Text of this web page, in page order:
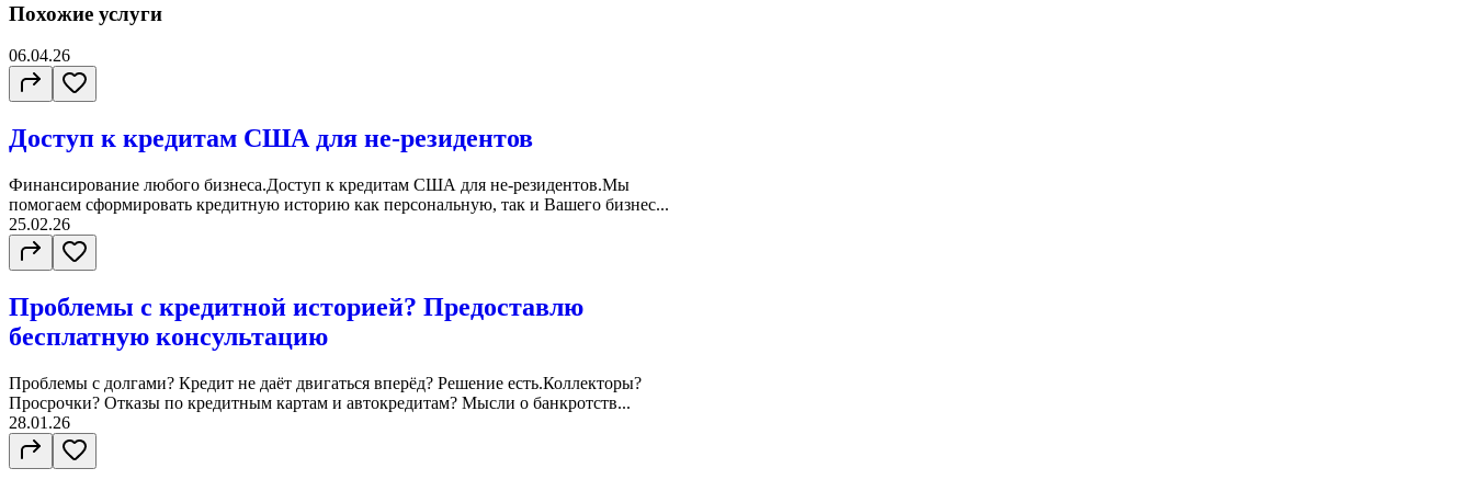
Похожие услуги
06.04.26
Доступ к кредитам США для не-резидентов
Финансирование любого бизнеса.Доступ к кредитам США для не-резидентов.Мы
помогаем сформировать кредитную историю как персональную, так и Вашего бизнес...
25.02.26
Проблемы с кредитной историей? Предоставлю
бесплатную консультацию
Проблемы с долгами? Кредит не даёт двигаться вперёд? Решение есть.Коллекторы?
Просрочки? Отказы по кредитным картам и автокредитам? Мысли о банкротств...
28.01.26